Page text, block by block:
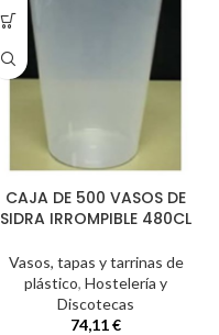
CAJA DE 500 VASOS DE
SIDRA IRROMPIBLE 480CL
Vasos, tapas y tarrinas de
plástico, Hostelería y
Discotecas
74,11€